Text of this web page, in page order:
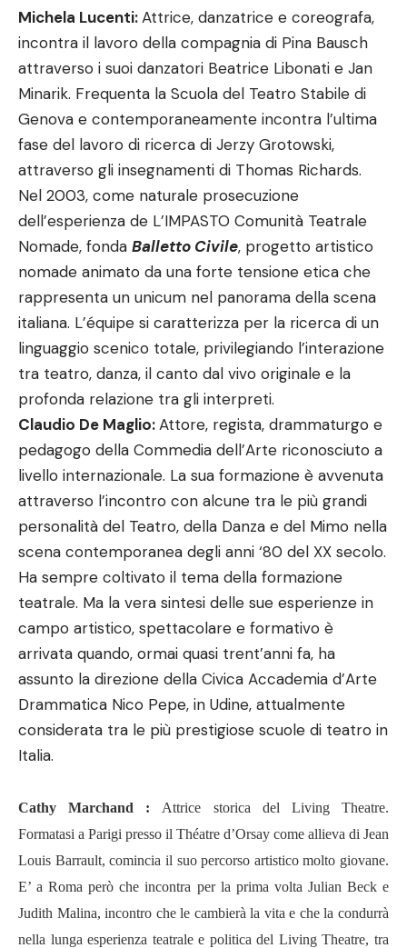
Michela Lucenti:Attrice, danzatrice e coreografa,
incontra il lavoro della compagnia di Pina Bausch
attraverso i suoi danzatori Beatrice Libonati e Jan
Minarik. Frequenta la Scuola del Teatro Stabile di
Genova e contemporaneamente incontra l’ultima
fase del lavoro di ricerca di Jerzy Grotowski,
attraverso gli insegnamenti di Thomas Richards.
Nel 2003, come naturale prosecuzione
dell’esperienza de L’IMPASTO Comunità Teatrale
Nomade, fonda Balletto Civile, progetto artistico
nomade animato da una forte tensione etica che
rappresenta un unicum nel panorama della scena
italiana. L’équipe si caratterizza per la ricerca di un
linguaggio scenico totale, privilegiando l’interazione
tra teatro, danza, il canto dal vivo originale e la
profonda relazione tra gli interpreti.
Claudio De Maglio:Attore, regista, drammaturgo e
pedagogo della Commedia dell’Arte riconosciuto a
livello internazionale. La sua formazione è avvenuta
attraverso l’incontro con alcune tra le più grandi
personalità del Teatro, della Danza e del Mimo nella
scena contemporanea degli anni ‘80 del XX secolo.
Ha sempre coltivato il tema della formazione
teatrale. Ma la vera sintesi delle sue esperienze in
campo artistico, spettacolare e formativo è
arrivata quando, ormai quasi trent’anni fa, ha
assunto la direzione della Civica Accademia d’Arte
Drammatica Nico Pepe, in Udine, attualmente
considerata tra le più prestigiose scuole di teatro in
Italia.
Cathy Marchand : Attrice storica del Living Theatre.
Formatasi a Parigi presso il Théatre d’Orsay come allieva di Jean
Louis Barrault, comincia il suo percorso artistico molto giovane.
E’a Roma però che incontra per la prima volta Julian Beck e
Judith Malina, incontro che le cambieràla vita e che la condurrà
nella lunga esperienza teatrale e politica del Living Theatre, tra